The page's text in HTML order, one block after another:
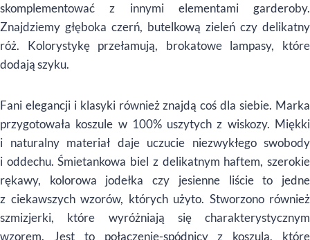
skomplementować z innymi elementami garderoby.
Znajdziemy głęboka czerń, butelkową zieleń czy delikatny
róż. Kolorystykę przełamują, brokatowe lampasy, które
dodają szyku.
Fani elegancji i klasyki również znajdą coś dla siebie. Marka
przygotowała koszule w 100% uszytych z wiskozy. Miękki
i naturalny materiał daje uczucie niezwykłego swobody
i oddechu. Śmietankowa biel z delikatnym haftem, szerokie
rękawy, kolorowa jodełka czy jesienne liście to jedne
z ciekawszych wzorów, których użyto. Stworzono również
szmizjerki, które wyróżniają się charakterystycznym
wzorem. Jest to połączenie-spódnicy z koszulą, które